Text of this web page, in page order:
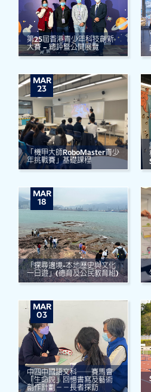
第25屆香港青少年科技創新
大賽 – 總評暨公開展覽
MAR
23
「機甲大師RoboMaster青少
年挑戰賽」基礎課程
MAR
18
「探尋邊境-本地歷史與文化
一日遊」(德育及公民教育組)
MAR
03
中四中國語文科──賽馬會
「生命說」回憶書寫及藝術
創作計劃－－長者探訪